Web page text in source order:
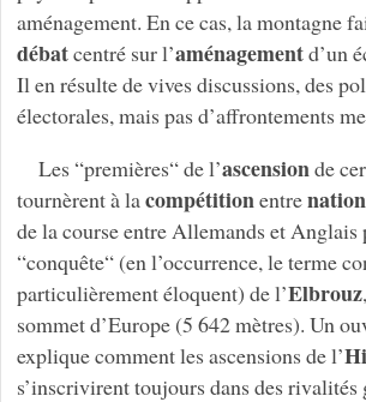
aménagement. En ce cas, la montagne
débatcentré sur l’aménagementd’un
Il en résulte de vives discussions, des
électorales, mais pas d’affrontements
Les “premières“ de l’ascensionde
tournèrent à lacompétitionentre
de la course entre Allemands et Anglais
“conquête“ (en l’occurrence, le terme
particulièrement éloquent) de l’Elbrouz
sommet d’Europe (5 642 mètres). Un
explique comment les ascensions de l’
s’inscrivirent toujours dans des